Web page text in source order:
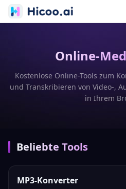
Online-
Kostenlose Online-Tools zum
und Transkribieren von Video-,
in Ihrem
Beliebte Tools
MP3-Konverter